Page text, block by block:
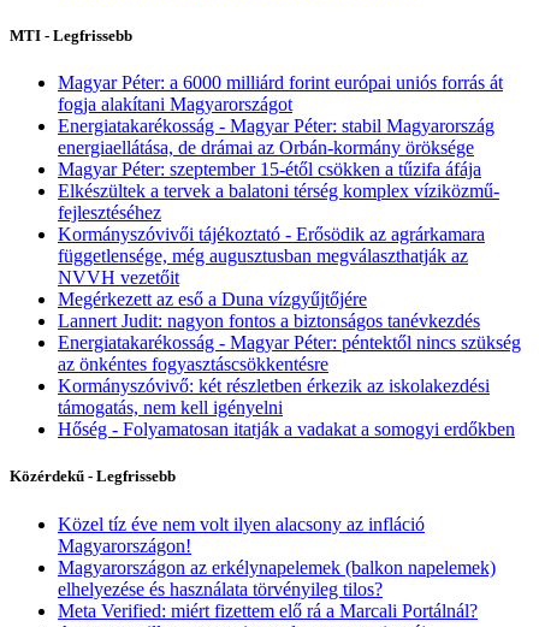
MTI - Legfrissebb
Magyar Péter: a 6000 milliárd forint európai uniós forrás át
fogja alakítani Magyarországot
Energiatakarékosság - Magyar Péter: stabil Magyarország
energiaellátása, de drámai az Orbán-kormány öröksége
Magyar Péter: szeptember 15-étől csökken a tűzifa áfája
Elkészültek a tervek a balatoni térség komplex víziközmű-
fejlesztéséhez
Kormányszóvivői tájékoztató - Erősödik az agrárkamara
függetlensége, még augusztusban megválaszthatják az
NVVH vezetőit
Megérkezett az eső a Duna vízgyűjtőjére
Lannert Judit: nagyon fontos a biztonságos tanévkezdés
Energiatakarékosság - Magyar Péter: péntektől nincs szükség
az önkéntes fogyasztáscsökkentésre
Kormányszóvivő: két részletben érkezik az iskolakezdési
támogatás, nem kell igényelni
Hőség - Folyamatosan itatják a vadakat a somogyi erdőkben
Közérdekű - Legfrissebb
Közel tíz éve nem volt ilyen alacsony az infláció
Magyarországon!
Magyarországon az erkélynapelemek (balkon napelemek)
elhelyezése és használata törvényileg tilos?
Meta Verified: miért fizettem elő rá a Marcali Portálnál?